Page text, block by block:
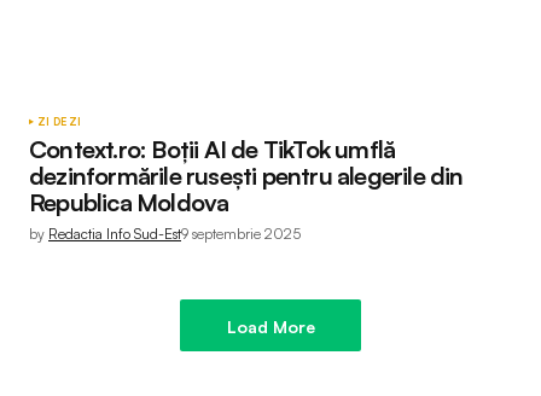
ZI DE ZI
Context.ro: Boții AI de TikTok umflă
dezinformările rusești pentru alegerile din
Republica Moldova
by Redactia Info Sud-Est9 septembrie 2025
Load More